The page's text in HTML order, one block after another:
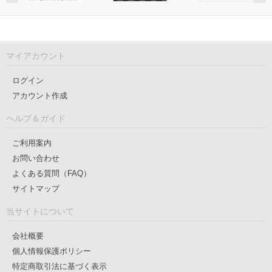
マイアカウント
ログイン
アカウント作成
ヘルプ＆ガイド
ご利用案内
お問い合わせ
よくある質問（FAQ）
サイトマップ
当サイトについて
会社概要
個人情報保護ポリシー
特定商取引法に基づく表示